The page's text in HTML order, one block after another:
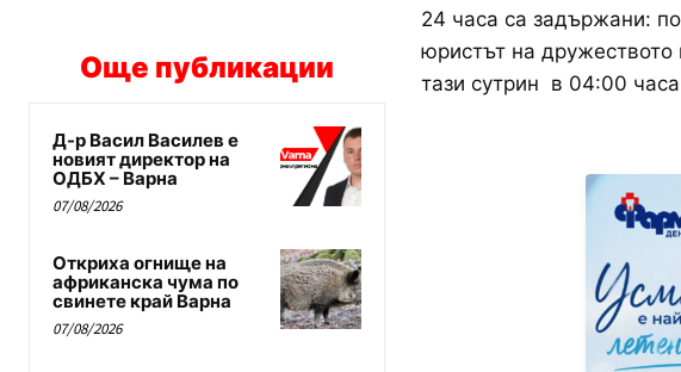
Още публикации
Д-р Васил Василев е
новият директор на
ОДБХ – Варна
07/08/2026
Откриха огнище на
африканска чума по
свинете край Варна
07/08/2026
24 часа са задържани:
юристът на
тази сутрин в 04:00